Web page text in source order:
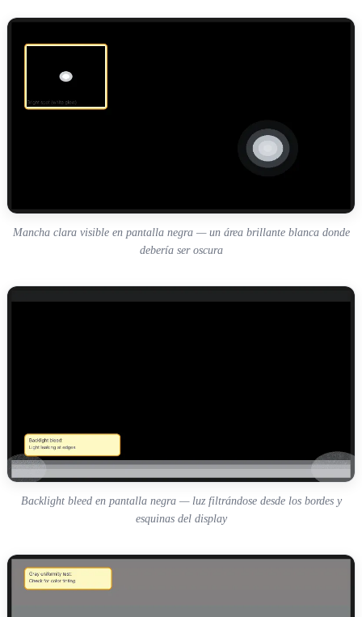
Mancha clara visible en pantalla negra — un área brillante blanca donde
debería ser oscura
Backlight bleed en pantalla negra — luz filtrándose desde los bordes y
esquinas del display